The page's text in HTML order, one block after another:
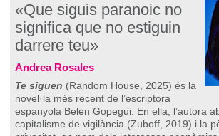
«Que siguis paranoic no
significa que no estiguin
darrere teu»
Andrea Rosales
Te siguen (Random House, 2025) és la
novel·la més recent de l’escriptora
espanyola Belén Gopegui. En ella, l’autora
capitalisme de vigilància (Zuboff, 2019) i la